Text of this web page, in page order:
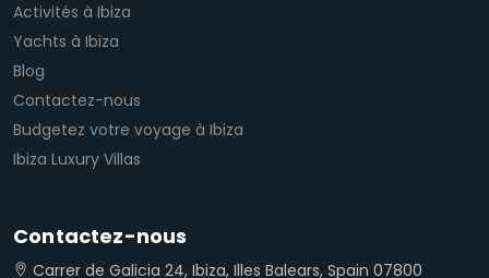
Activités à Ibiza
Yachts à Ibiza
Blog
Contactez-nous
Budgetez votre voyage à Ibiza
Ibiza Luxury Villas
Contactez-nous
Carrer de Galicia 24, Ibiza, Illes Balears, Spain 07800